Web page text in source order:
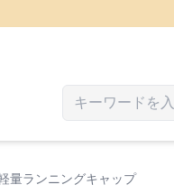
量ランニングキャップ